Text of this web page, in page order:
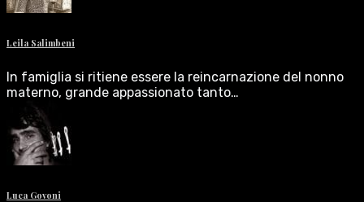
Leila Salimbeni
In famiglia si ritiene essere la reincarnazione del nonno
materno, grande appassionato tanto…
Luca Govoni